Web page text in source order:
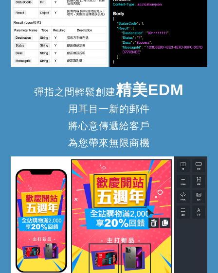
彈指之間輕鬆創建精美EDM
用耳目一新的郵件
將心意傳遞給客戶
為您帶來無限商機